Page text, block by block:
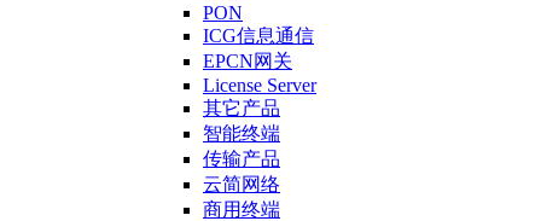
PON
ICG信息通信
EPCN网关
License Server
其它产品
智能终端
传输产品
云简网络
商用终端